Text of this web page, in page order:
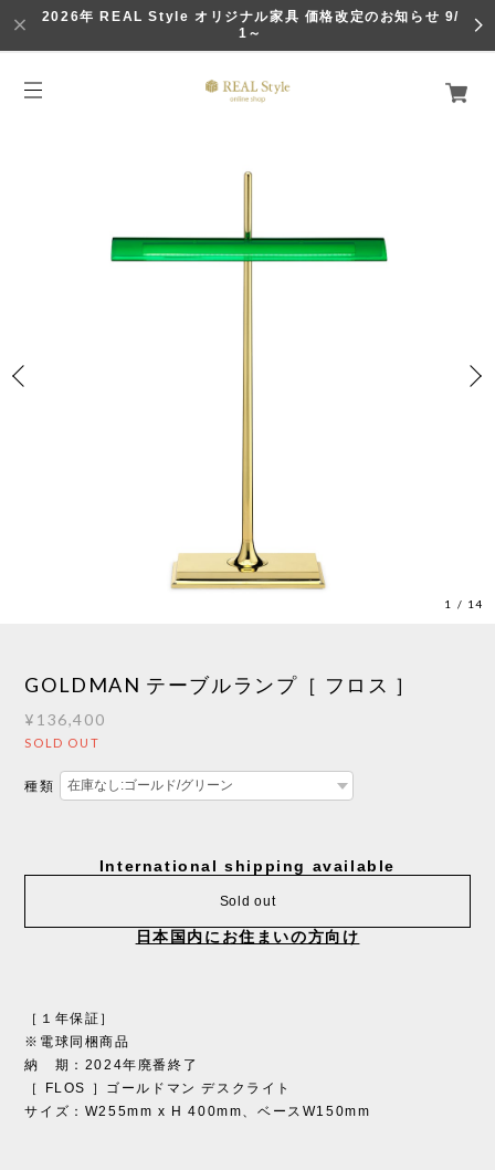
2026年 REAL Style オリジナル家具 価格改定のお知らせ 9/
1～
1 / 14
GOLDMAN テーブルランプ［ フロス ］
¥136,400
SOLD OUT
種類
International shipping available
Sold out
日本国内にお住まいの方向け
［１年保証］
※電球同梱商品
納 期：2024年廃番終了
［ FLOS ］ゴールドマン デスクライト
サイズ：W255mm x H 400mm、ベースW150mm